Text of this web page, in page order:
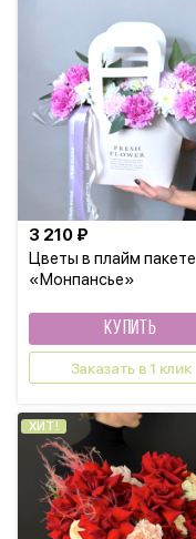
Цветы в плайм пакете
«Монпансье»
3 210 ₽
КУПИТЬ
Заказать в 1 клик
ХИТ!